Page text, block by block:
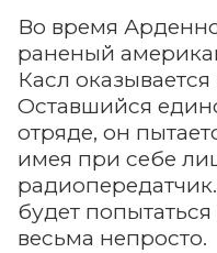
Во время
раненый
Касл оказывается
Оставшийся
отряде, он
имея при себе
будет
весьма непросто.